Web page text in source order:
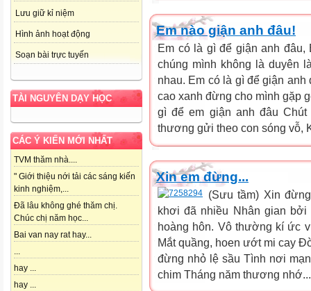
Lưu giữ kỉ niệm
Hình ảnh hoạt động
Soạn bài trực tuyến
TÀI NGUYÊN DẠY HỌC
CÁC Ý KIẾN MỚI NHẤT
TVM thăm nhà....
" Giới thiệu nới tải các sáng kiến
kinh nghiệm,...
Đã lâu không ghé thăm chị.
Chúc chị năm học...
Bai van nay rat hay...
...
hay ...
hay ...
Em nào giận anh đâu!
Em có là gì để giận anh
chúng mình không là duyên
nhau. Em có là gì để giận
cao xanh đừng cho mình gặp
gì để em giận anh đâu
thương gửi theo con sóng vỗ,
Xin em đừng...
(Sưu tầm) Xin
khơi đã nhiều Nhân gian
hoàng hôn. Vô thường kí ức
Mắt quầng, hoen ướt mi cay
đừng nhỏ lệ sầu Tình nơi
chim Tháng năm thương nhớ...